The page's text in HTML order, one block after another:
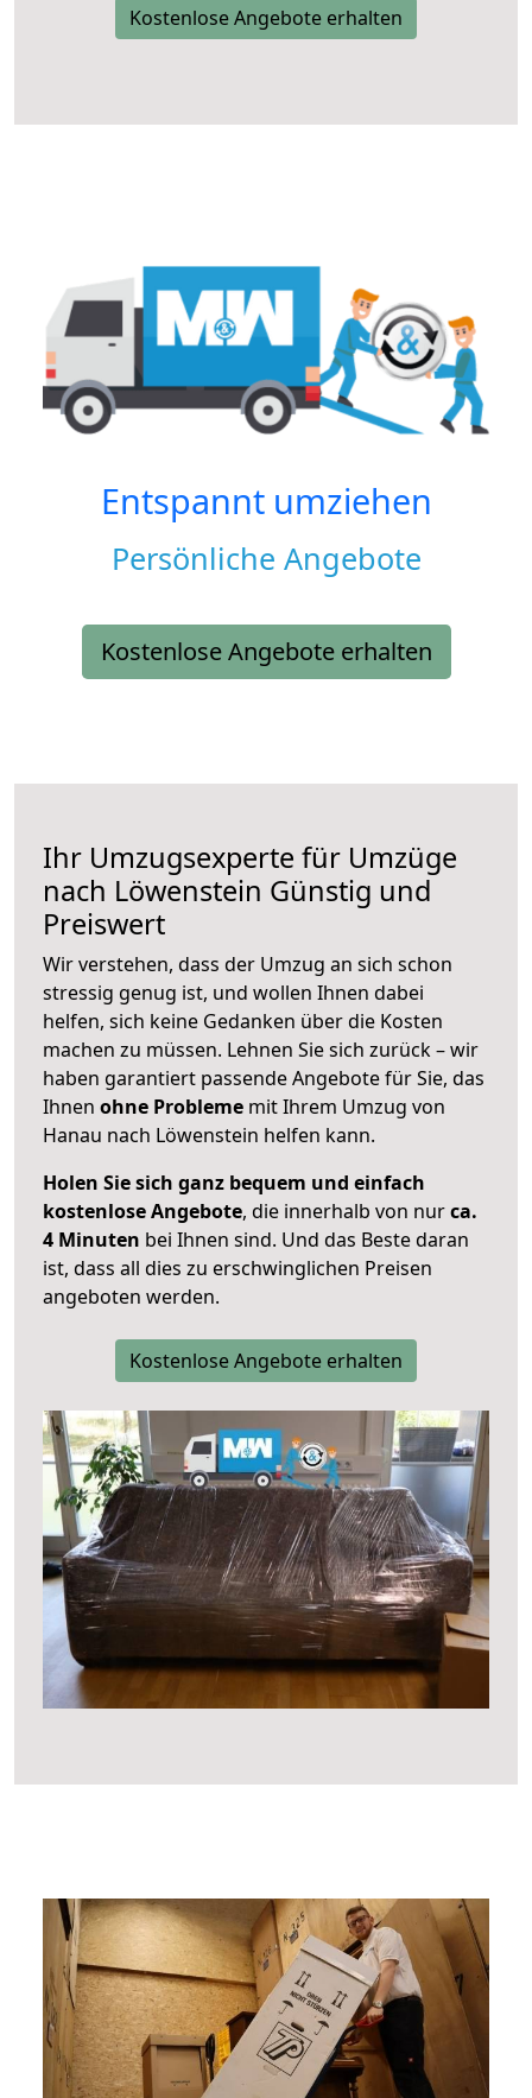
Kostenlose Angebote erhalten
Entspannt umziehen
Persönliche Angebote
Kostenlose Angebote erhalten
Ihr Umzugsexperte für Umzüge
nach Löwenstein Günstig und
Preiswert
Wir verstehen, dass der Umzug an sich schon
stressig genug ist, und wollen Ihnen dabei
helfen, sich keine Gedanken über die Kosten
machen zu müssen. Lehnen Sie sich zurück – wir
haben garantiert passende Angebote für Sie, das
Ihnen ohne Probleme mit Ihrem Umzug von
Hanau nach Löwenstein helfen kann.
Holen Sie sich ganz bequem und einfach
kostenlose Angebote, die innerhalb von nurca.
4 Minuten bei Ihnen sind. Und das Beste daran
ist, dass all dies zu erschwinglichen Preisen
angeboten werden.
Kostenlose Angebote erhalten